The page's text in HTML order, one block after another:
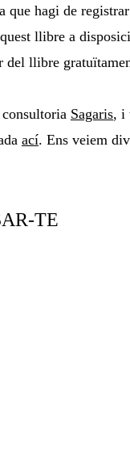
hagi de
llibre a
llibre
Sagaris, i
ací. Ens veiem
TE